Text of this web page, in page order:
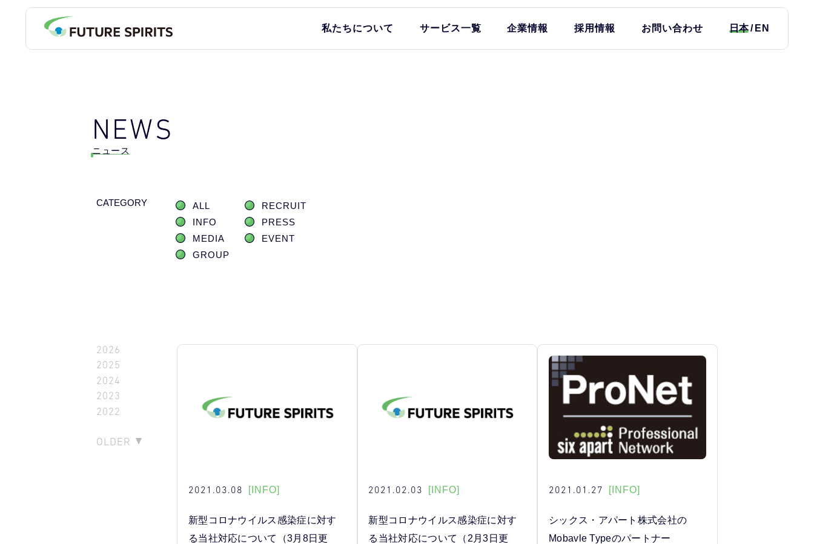
私たちについて サービス一覧 企業情報 採用情報 お問い合わせ 日本 EN
NEWS
ニュース
CATEGORY ALL
RECRUIT
INFO
PRESS
MEDIA
EVENT
GROUP
2026
2025
2024
2023
2022
OLDER
2021.03.08 [INFO]
新型コロナウイルス感染症に対す
る当社対応について（3月8日更
2021.02.03 [INFO]
新型コロナウイルス感染症に対す
る当社対応について（2月3日更
2021.01.27 [INFO]
シックス・アパート株式会社の
Mobavle Typeのパートナー